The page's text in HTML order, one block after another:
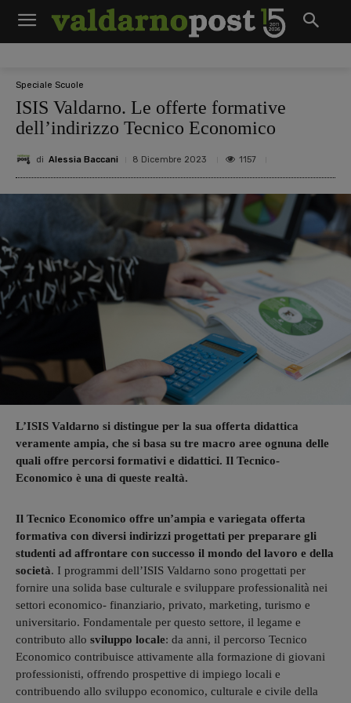
Speciale Scuole
ISIS Valdarno. Le offerte formative
dell’indirizzo Tecnico Economico
di Alessia Baccani 8 Dicembre 2023 1157
L’ISIS Valdarno si distingue per la sua offerta didattica
veramente ampia, che si basa su tre macro aree ognuna delle
quali offre percorsi formativi e didattici. Il Tecnico-
Economico è una di queste realtà.
Il Tecnico Economico offre un’ampia e variegata offerta
formativa con diversi indirizzi progettati per preparare gli
studenti ad affrontare con successo il mondo del lavoro e della
società. I programmi dell’ISIS Valdarno sono progettati per
fornire una solida base culturale e sviluppare professionalità nei
settori economico- finanziario, privato, marketing, turismo e
universitario. Fondamentale per questo settore, il legame e
contributo allo sviluppo locale: da anni, il percorso Tecnico
Economico contribuisce attivamente alla formazione di giovani
professionisti, offrendo prospettive di impiego locali e
contribuendo allo sviluppo economico, culturale e civile della